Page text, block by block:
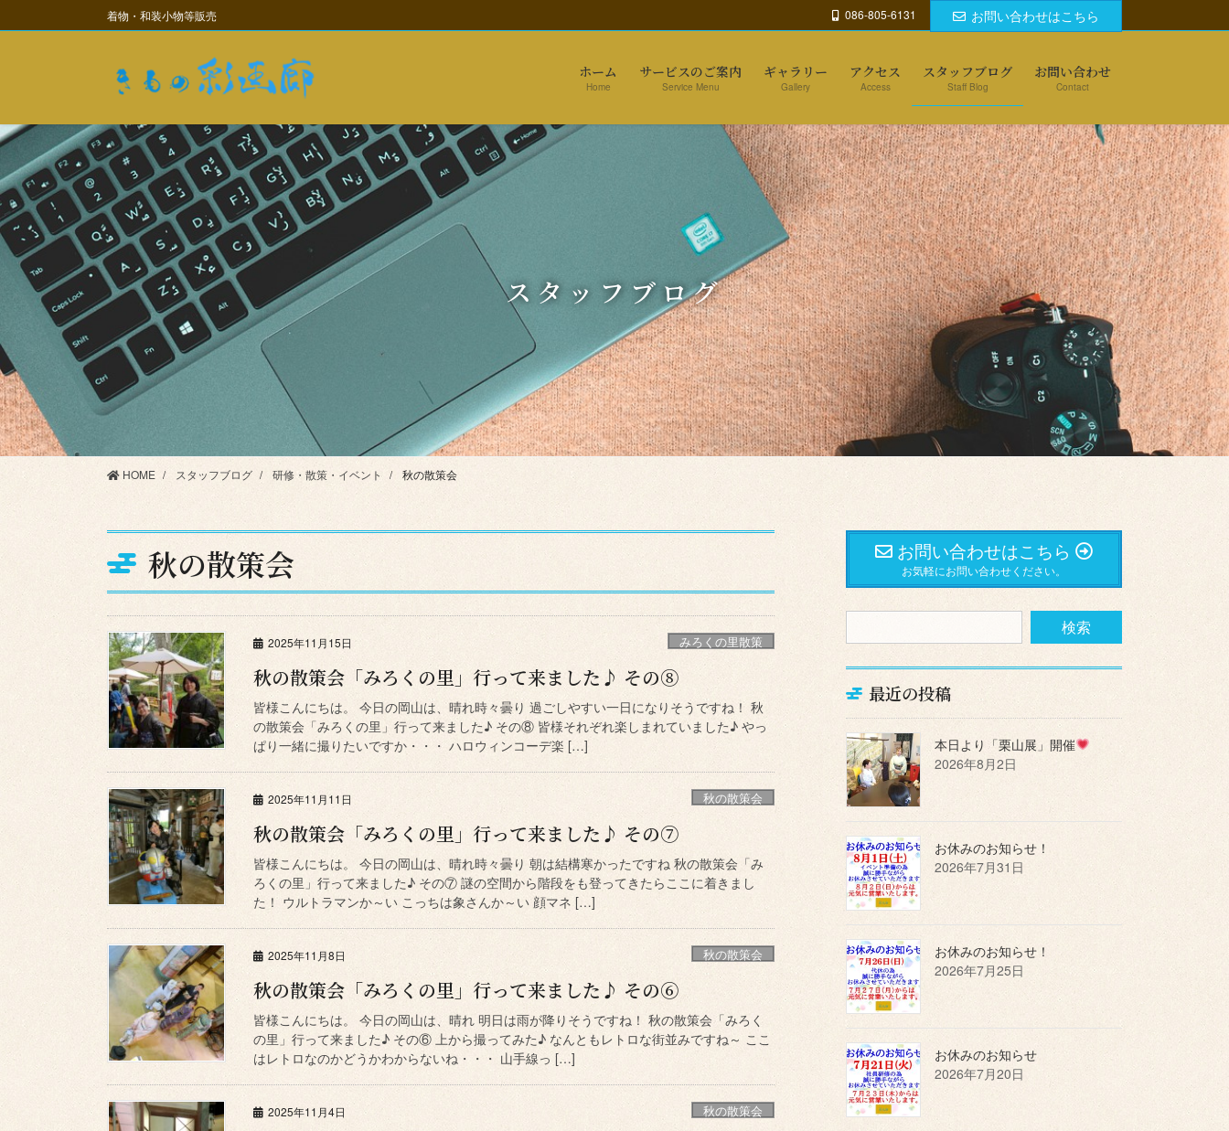
ン
に
移
ビ
ョ
ン
移
動
着物・和装小物等販売 086-805-6131 お問い合わせはこちら
ホーム
Home
サービスのご案内
Service Menu
ギャラリー
Gallery
アクセス
Access
スタッフブログ
Staff Blog
お問い合わせ
Contact
スタッフブログ
HOME スタッフブログ 研修・散策・イベント 秋の散策会
秋の散策会
2025年11月15日 みろくの里散策
秋の散策会「みろくの里」行って来ました♪ その⑧
皆様こんにちは。 今日の岡山は、晴れ時々曇り 過ごしやすい一日になりそうですね！ 秋
の散策会「みろくの里」行って来ました♪ その⑧ 皆様それぞれ楽しまれていました♪ やっ
ぱり一緒に撮りたいですか・・・ ハロウィンコーデ楽 […]
2025年11月11日 秋の散策会
秋の散策会「みろくの里」行って来ました♪ その⑦
皆様こんにちは。 今日の岡山は、晴れ時々曇り 朝は結構寒かったですね 秋の散策会「み
ろくの里」行って来ました♪ その⑦ 謎の空間から階段をも登ってきたらここに着きまし
た！ ウルトラマンか～い こっちは象さんか～い 顔マネ […]
2025年11月8日 秋の散策会
秋の散策会「みろくの里」行って来ました♪ その⑥
皆様こんにちは。 今日の岡山は、晴れ 明日は雨が降りそうですね！ 秋の散策会「みろく
の里」行って来ました♪ その⑥ 上から撮ってみた♪ なんともレトロな街並みですね～ ここ
はレトロなのかどうかわからないね・・・ 山手線っ […]
2025年11月4日 秋の散策会
お問い合わせはこちら
お気軽にお問い合わせください。
最近の投稿
本日より「栗山展」開催
2026年8月2日
お休みのお知らせ！
2026年7月31日
お休みのお知らせ！
2026年7月25日
お休みのお知らせ
2026年7月20日